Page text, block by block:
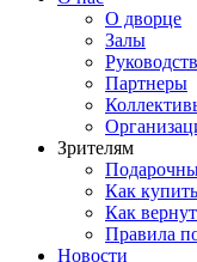
О дворце
Залы
Партнеры
Зрителям
Как
Как
Правила
Новости